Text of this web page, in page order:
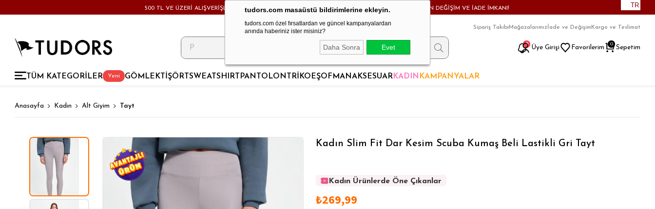
tudors.com masaüstü bildirimlerine ekleyin.
tudors.com özel fırsatlardan ve güncel kampanyalardan
anında haberiniz ister misiniz?
Daha Sonra Evet
500 TL VE ÜZERİ ALIŞVERİŞLERDE KARGO BEDAVA! - HAFTA İÇİ 24 SAATTE KARGODA! - MAĞAZADAN DEĞİŞİM VE İADE İMKANI! TR
9
Sipariş TakibiMağazalarımız İade ve Değişim Kargo ve Teslimat
Üye Girişi Favorilerim Sepetim
0
Yeni
TÜM KATEGORİLER GÖMLEK TİŞÖRT SWEATSHIRT PANTOLON TRİKO EŞOFMANAKSESUARKADIN KAMPANYALAR
Anasayfa Kadın Alt Giyim Tayt
Kadın Slim Fit Dar Kesim Scuba Kumaş Beli Lastikli Gri Tayt
Kadın Ürünlerde Öne Çıkanlar
Kadın Ürünlerde Öne Çıkanlar
₺269,99